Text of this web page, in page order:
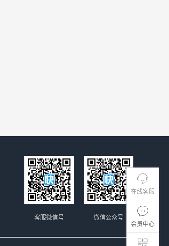
在线客服
会员中心
微信公众号
客服微信号